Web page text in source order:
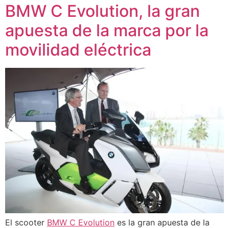
BMW C Evolution, la gran
apuesta de la marca por la
movilidad eléctrica
El scooter BMW C Evolution es la gran apuesta de la